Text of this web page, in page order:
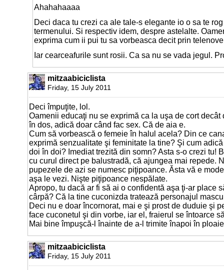
Ahahahaaaa
Deci daca tu crezi ca ale tale-s elegante io o sa te
termenului. Si respectiv idem, despre astelalte.
exprima cum ii pui tu sa vorbeasca decit prin
Iar cearceafurile sunt rosii. Ca sa nu se vada jegul.
mitzaabiciclista
Friday, 15 July 2011
Deci împuţite, lol.
Oamenii educaţi nu se exprimă ca la uşa de cort
în dos, adică doar când fac sex. Că de aia e.
Cum să vorbească o femeie în halul acela? Din ce
exprimă senzualitate şi feminitate la tine? Şi cum
doi în doi? Imediat trezită din somn? Asta s-o crezi tu!
cu curul direct pe balustradă, că ajungea mai repede.
pupezele de azi se numesc piţipoance. Ăsta vă e
aşa le vezi. Nişte piţipoance nespălate.
Apropo, tu dacă ar fi să ai o confidentă aşa ţi-ar place
cârpă? Că la tine cuconizda tratează personajul
Deci nu e doar încornorat, mai e şi prost de duduie şi
face cuconetul şi din vorbe, iar el, fraierul se întoarce
Mai bine împuşcă-l înainte de a-l trimite înapoi în
mitzaabiciclista
Friday, 15 July 2011